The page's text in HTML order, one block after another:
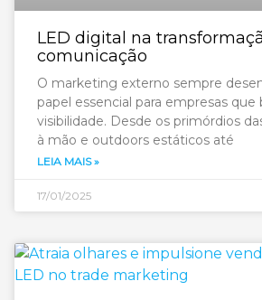
LED digital na
comunicação
O marketing externo sempre
papel essencial para empresas que
visibilidade. Desde os primórdios
à mão e outdoors estáticos até
LEIA MAIS »
17/01/2025